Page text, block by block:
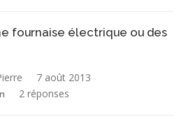
fournaise électrique ou des
7 août 2013
2 réponses